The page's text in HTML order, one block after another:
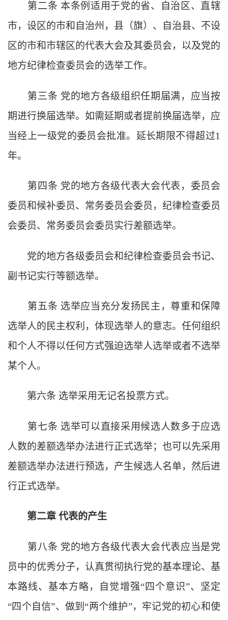
第二条 本条例适用于党的省、自治区、直辖
市，设区的市和自治州，县（旗）、自治县、不设
区的市和市辖区的代表大会及其委员会，以及党的
地方纪律检查委员会的选举工作。
第三条 党的地方各级组织任期届满，应当按
期进行换届选举。如需延期或者提前换届选举，应
当经上一级党的委员会批准。延长期限不得超过1
年。
第四条 党的地方各级代表大会代表，委员会
委员和候补委员、常务委员会委员，纪律检查委员
会委员、常务委员会委员实行差额选举。
党的地方各级委员会和纪律检查委员会书记、
副书记实行等额选举。
第五条 选举应当充分发扬民主，尊重和保障
选举人的民主权利，体现选举人的意志。任何组织
和个人不得以任何方式强迫选举人选举或者不选举
某个人。
第六条 选举采用无记名投票方式。
第七条 选举可以直接采用候选人数多于应选
人数的差额选举办法进行正式选举；也可以先采用
差额选举办法进行预选，产生候选人名单，然后进
行正式选举。
第二章 代表的产生
第八条 党的地方各级代表大会代表应当是党
员中的优秀分子，认真贯彻执行党的基本理论、基
本路线、基本方略，自觉增强“四个意识”、坚定
“四个自信”、做到“两个维护”，牢记党的初心和使